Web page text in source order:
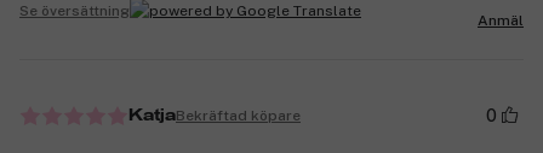
Se översättning
Anmäl
KatjaBekräftad köpare 0